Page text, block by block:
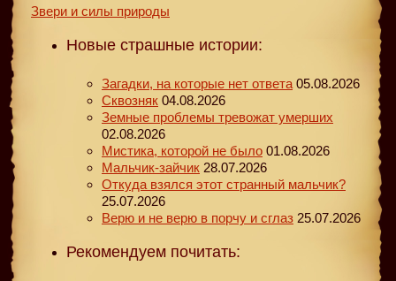
Звери и силы природы
Новые страшные истории:
Загадки, на которые нет ответа 05.08.2026
Сквозняк 04.08.2026
Земные проблемы тревожат умерших
02.08.2026
Мистика, которой не было 01.08.2026
Мальчик-зайчик 28.07.2026
Откуда взялся этот странный мальчик?
25.07.2026
Верю и не верю в порчу и сглаз 25.07.2026
Рекомендуем почитать: